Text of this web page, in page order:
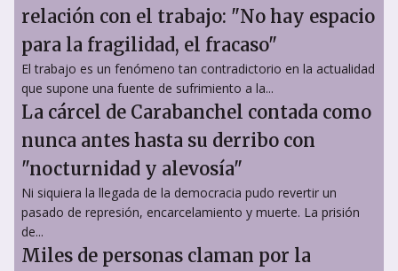
relación con el trabajo: "No hay espacio
para la fragilidad, el fracaso"
El trabajo es un fenómeno tan contradictorio en la actualidad
que supone una fuente de sufrimiento a la...
La cárcel de Carabanchel contada como
nunca antes hasta su derribo con
"nocturnidad y alevosía"
Ni siquiera la llegada de la democracia pudo revertir un
pasado de represión, encarcelamiento y muerte. La prisión
de...
Miles de personas claman por la